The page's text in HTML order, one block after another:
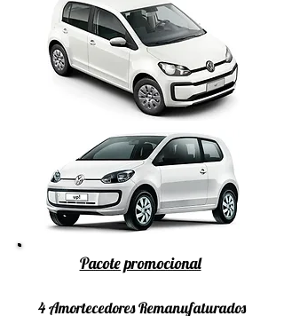
Pacote promocional
4 Amortecedores Remanufaturados